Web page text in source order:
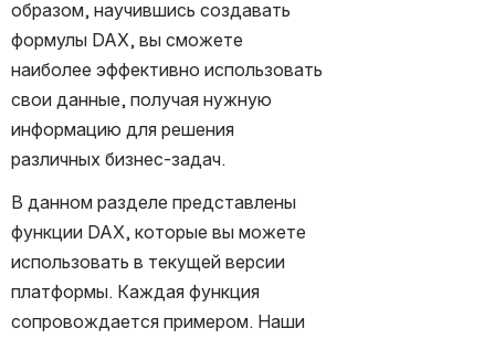
образом, научившись создавать
формулы DAX, вы сможете
наиболее эффективно использовать
свои данные, получая нужную
информацию для решения
различных бизнес-задач.
В данном разделе представлены
функции DAX, которые вы можете
использовать в текущей версии
платформы. Каждая функция
сопровождается примером. Наши